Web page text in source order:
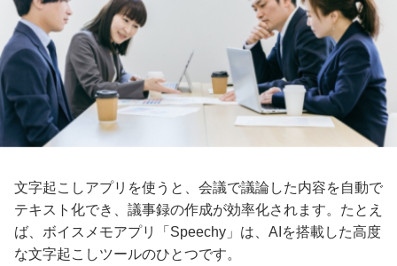
文字起こしアプリを使うと、会議で議論した内容を自動で
テキスト化でき、議事録の作成が効率化されます。たとえ
ば、ボイスメモアプリ「Speechy」は、AIを搭載した高度
な文字起こしツールのひとつです。